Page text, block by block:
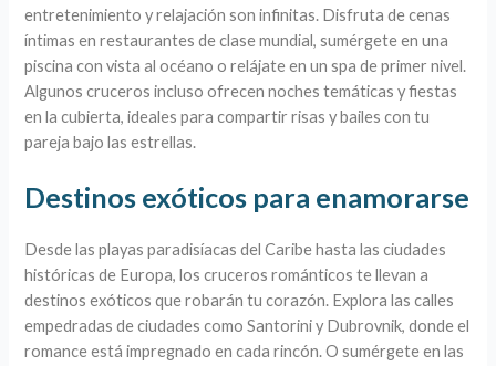
entretenimiento y relajación son infinitas. Disfruta de cenas
íntimas en restaurantes de clase mundial, sumérgete en una
piscina con vista al océano o relájate en un spa de primer nivel.
Algunos cruceros incluso ofrecen noches temáticas y fiestas
en la cubierta, ideales para compartir risas y bailes con tu
pareja bajo las estrellas.
Destinos exóticos para enamorarse
Desde las playas paradisíacas del Caribe hasta las ciudades
históricas de Europa, los cruceros románticos te llevan a
destinos exóticos que robarán tu corazón. Explora las calles
empedradas de ciudades como Santorini y Dubrovnik, donde el
romance está impregnado en cada rincón. O sumérgete en las